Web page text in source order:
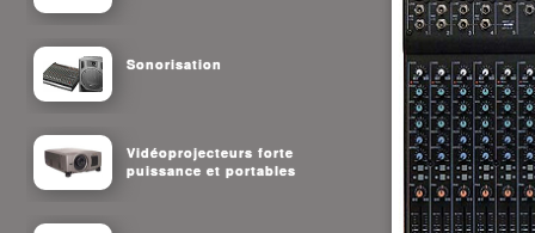
Sonorisation
Vidéoprojecteurs forte
puissance et portables